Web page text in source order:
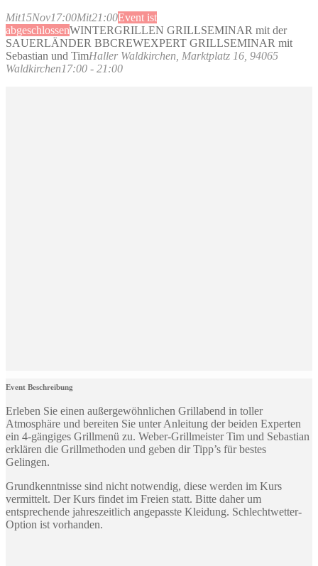
Mit15Nov17:00Mit21:00Event ist
abgeschlossenWINTERGRILLEN GRILLSEMINAR mit der
SAUERLÄNDER BBCREWEXPERT GRILLSEMINAR mit
Sebastian und TimHaller Waldkirchen , Marktplatz 16, 94065
Waldkirchen17:00 - 21:00
Event Beschreibung
Erleben Sie einen außergewöhnlichen Grillabend in toller
Atmosphäre und bereiten Sie unter Anleitung der beiden Experten
ein 4-gängiges Grillmenü zu. Weber-Grillmeister Tim und Sebastian
erklären die Grillmethoden und geben dir Tipp’s für bestes
Gelingen.
Grundkenntnisse sind nicht notwendig, diese werden im Kurs
vermittelt. Der Kurs findet im Freien statt. Bitte daher um
entsprechende jahreszeitlich angepasste Kleidung. Schlechtwetter-
Option ist vorhanden.